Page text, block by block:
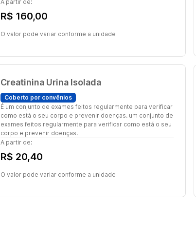
A partir de:
R$ 160,00
O valor pode variar conforme a unidade
Creatinina Urina Isolada
Coberto por convênios
É um conjunto de exames feitos regularmente para verificar
como está o seu corpo e prevenir doenças. um conjunto de
exames feitos regularmente para verificar como está o seu
corpo e prevenir doenças.
A partir de:
R$ 20,40
O valor pode variar conforme a unidade